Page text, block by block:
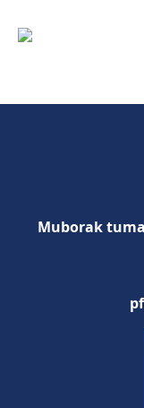
Muborak